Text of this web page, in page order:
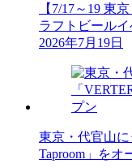
【7/17～19 東
ラフトビール
2026年7月19日
東京・代官山に
Taproom」をオ